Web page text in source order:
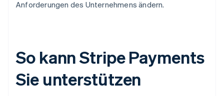
Anforderungen des Unternehmens ändern.
So kann Stripe Payments
Sie unterstützen